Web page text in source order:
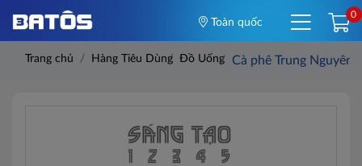
Toàn quốc
0
Trang chủ Hàng Tiêu Dùng Đồ Uống Cà phê Trung Nguyên